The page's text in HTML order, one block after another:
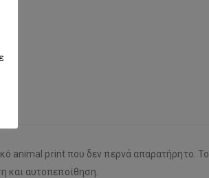
animal print που δεν περνά απαρατήρητο. Το
και αυτοπεποίθηση.